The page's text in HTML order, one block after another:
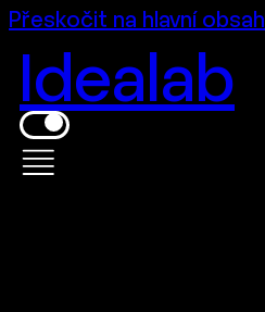
Přeskočit na hlavní obsah
Idealab